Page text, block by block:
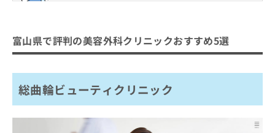
富山県で評判の美容外科クリニックおすすめ5選
総曲輪ビューティクリニック